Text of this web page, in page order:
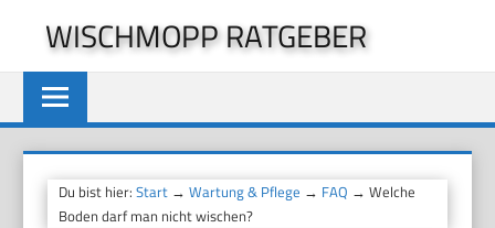
springen
WISCHMOPP RATGEBER
Du bist hier:Start →Wartung & Pflege → FAQ → Welche
Boden darf man nicht wischen?